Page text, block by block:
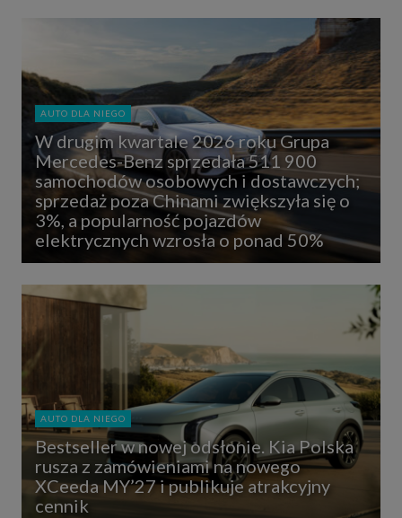
AUTO DLA NIEGO
W drugim kwartale 2026 roku Grupa
Mercedes-Benz sprzedała 511 900
samochodów osobowych i dostawczych;
sprzedaż poza Chinami zwiększyła się o
3%, a popularność pojazdów
elektrycznych wzrosła o ponad 50%
AUTO DLA NIEGO
Bestseller w nowej odsłonie. Kia Polska
rusza z zamówieniami na nowego
XCeeda MY’27 i publikuje atrakcyjny
cennik